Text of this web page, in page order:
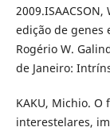
edição de genes
Rogério W.
de Janeiro:
KAKU, Michio.
interestelares,